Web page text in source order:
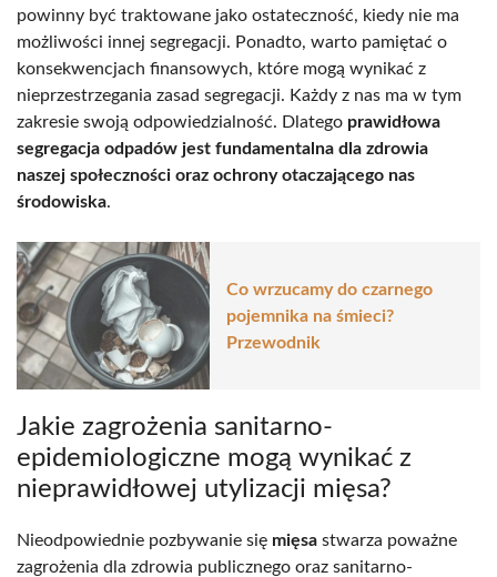
powinny być traktowane jako ostateczność, kiedy nie ma
możliwości innej segregacji. Ponadto, warto pamiętać o
konsekwencjach finansowych, które mogą wynikać z
nieprzestrzegania zasad segregacji. Każdy z nas ma w tym
zakresie swoją odpowiedzialność. Dlatego prawidłowa
segregacja odpadów jest fundamentalna dla zdrowia
naszej społeczności oraz ochrony otaczającego nas
środowiska.
Co wrzucamy do czarnego
pojemnika na śmieci?
Przewodnik
Jakie zagrożenia sanitarno-
epidemiologiczne mogą wynikać z
nieprawidłowej utylizacji mięsa?
Nieodpowiednie pozbywanie się mięsa stwarza poważne
zagrożenia dla zdrowia publicznego oraz sanitarno-